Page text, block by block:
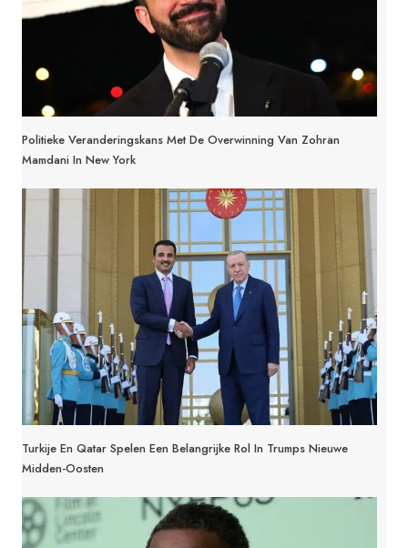
Politieke Veranderingskans Met De Overwinning Van Zohran
Mamdani In New York
Turkije En Qatar Spelen Een Belangrijke Rol In Trumps Nieuwe
Midden-Oosten